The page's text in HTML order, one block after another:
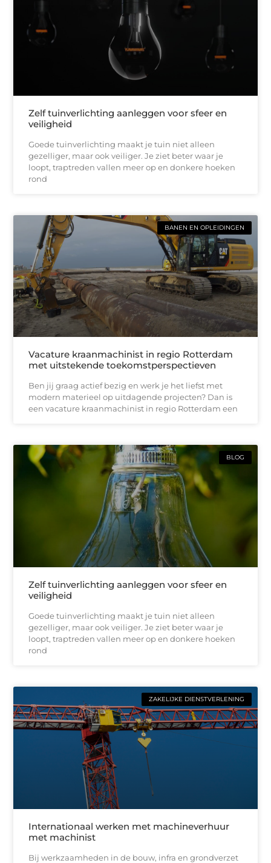
Zelf tuinverlichting aanleggen voor sfeer en
veiligheid
Goede tuinverlichting maakt je tuin niet alleen
gezelliger, maar ook veiliger. Je ziet beter waar je
loopt, traptreden vallen meer op en donkere hoeken
rond
BANEN EN OPLEIDINGEN
Vacature kraanmachinist in regio Rotterdam
met uitstekende toekomstperspectieven
Ben jij graag actief bezig en werk je het liefst met
modern materieel op uitdagende projecten? Dan is
een vacature kraanmachinist in regio Rotterdam een
BLOG
Zelf tuinverlichting aanleggen voor sfeer en
veiligheid
Goede tuinverlichting maakt je tuin niet alleen
gezelliger, maar ook veiliger. Je ziet beter waar je
loopt, traptreden vallen meer op en donkere hoeken
rond
ZAKELIJKE DIENSTVERLENING
Internationaal werken met machineverhuur
met machinist
Bij werkzaamheden in de bouw, infra en grondverzet